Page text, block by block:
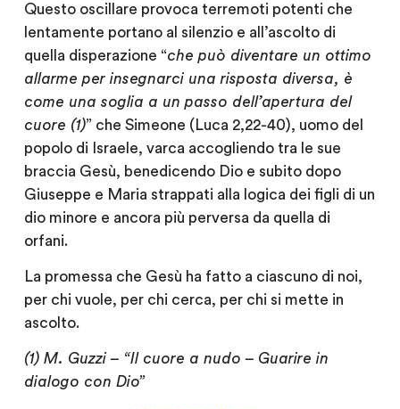
Questo oscillare provoca terremoti potenti che
lentamente portano al silenzio e all’ascolto di
quella disperazione “che può diventare un ottimo
allarme per insegnarci una risposta diversa, è
come una soglia a un passo dell’apertura del
cuore (1)” che Simeone (Luca 2,22-40), uomo del
popolo di Israele, varca accogliendo tra le sue
braccia Gesù, benedicendo Dio e subito dopo
Giuseppe e Maria strappati alla logica dei figli di un
dio minore e ancora più perversa da quella di
orfani.
La promessa che Gesù ha fatto a ciascuno di noi,
per chi vuole, per chi cerca, per chi si mette in
ascolto.
(1) M. Guzzi – “Il cuore a nudo – Guarire in
dialogo con Dio”